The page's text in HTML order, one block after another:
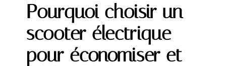
Pourquoi choisir un
scooter électrique
pour économiser et